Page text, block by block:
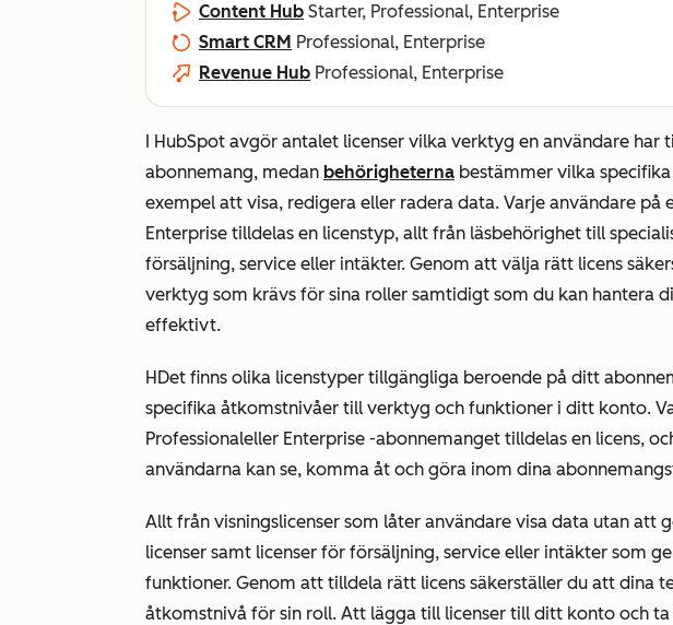
Content Hub Starter, Professional, Enterprise
Smart CRM Professional, Enterprise
Revenue Hub Professional, Enterprise
I HubSpot avgör antalet licenser vilka verktyg en användare
abonnemang, medan behörigheterna bestämmer vilka
exempel att visa, redigera eller radera data. Varje användare på
Enterprise tilldelas en licenstyp, allt från läsbehörighet till
försäljning, service eller intäkter. Genom att välja rätt licens
verktyg som krävs för sina roller samtidigt som du kan hantera
effektivt.
HDet finns olika licenstyper tillgängliga beroende på ditt
specifika åtkomstnivåer till verktyg och funktioner i ditt konto.
Professionaleller Enterprise -abonnemanget tilldelas en licens,
användarna kan se, komma åt och göra inom dina
Allt från visningslicenser som låter användare visa data utan att
licenser samt licenser för försäljning, service eller intäkter som
funktioner. Genom att tilldela rätt licens säkerställer du att dina
åtkomstnivå för sin roll. Att lägga till licenser till ditt konto och